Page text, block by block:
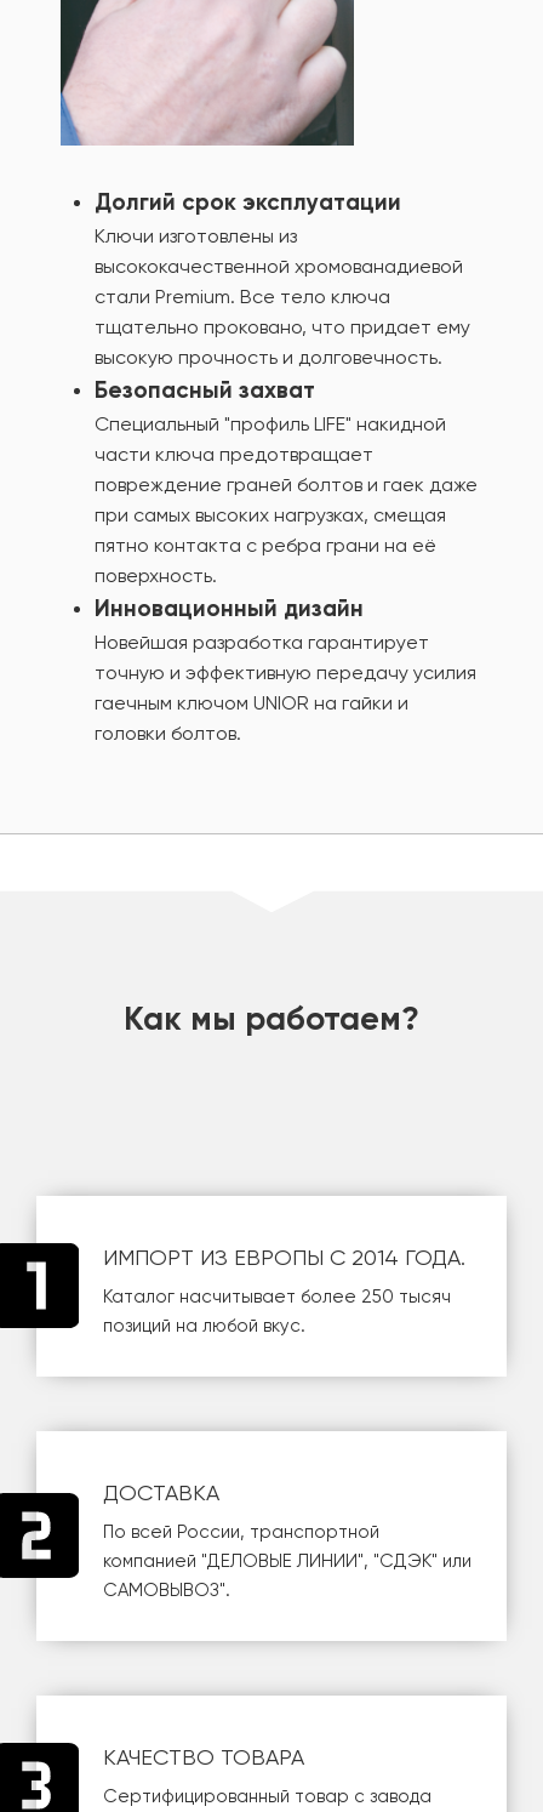
Долгий срок эксплуатации
Ключи изготовлены из
высококачественной хромованадиевой
стали Premium. Все тело ключа
тщательно проковано, что придает ему
высокую прочность и долговечность.
Безопасный захват
Специальный "профиль LIFE" накидной
части ключа предотвращает
повреждение граней болтов и гаек даже
при самых высоких нагрузках, смещая
пятно контакта с ребра грани на её
поверхность.
Инновационный дизайн
Новейшая разработка гарантирует
точную и эффективную передачу усилия
гаечным ключом UNIOR на гайки и
головки болтов.
Как мы работаем?
ИМПОРТ ИЗ ЕВРОПЫ С 2014 ГОДА.
Каталог насчитывает более 250 тысяч
позиций на любой вкус.
ДОСТАВКА
По всей России, транспортной
компанией "ДЕЛОВЫЕ ЛИНИИ", "СДЭК" или
САМОВЫВОЗ".
КАЧЕСТВО ТОВАРА
Сертифицированный товар с завода